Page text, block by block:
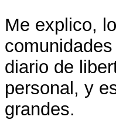
Me explico,
diario de
personal, y
grandes.